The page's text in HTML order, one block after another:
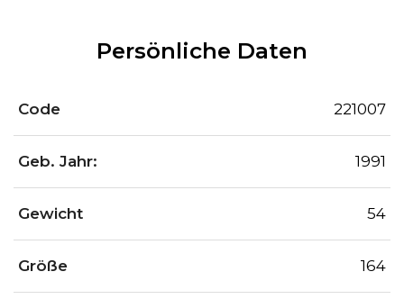
Persönliche Daten
Code 221007
Geb. Jahr: 1991
Gewicht 54
Größe 164